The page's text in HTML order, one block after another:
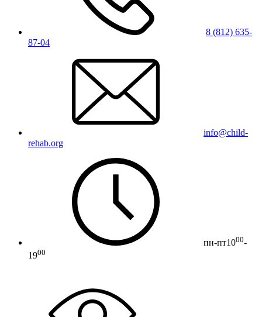
8 (812) 635-
87-04
info@child-
rehab.org
пн-пт1000-
1900